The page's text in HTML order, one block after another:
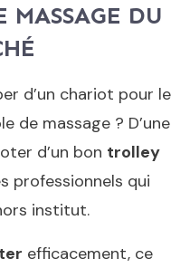
MASSAGE DU
d’un chariot pour le
de massage ? D’une
d’un bon trolley
professionnels qui
institut.
efficacement, ce